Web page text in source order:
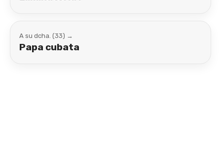
A su dcha. (33) →
Papa cubata